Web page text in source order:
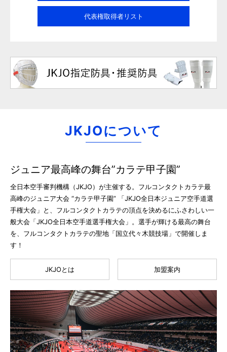
代表権取得者リスト
JKJOについて
ジュニア最高峰の舞台”カラテ甲子園”
全日本空手審判機構（JKJO）が主催する。フルコンタクトカラテ最
高峰のジュニア大会 “カラテ甲子園” 「JKJO全日本ジュニア空手道選
手権大会」と、フルコンタクトカラテの頂点を決めるにふさわしい一
般大会「JKJO全日本空手道選手権大会」。選手が輝ける最高の舞台
を、フルコンタクトカラテの聖地「国立代々木競技場」で開催しま
す！
JKJOとは 加盟案内